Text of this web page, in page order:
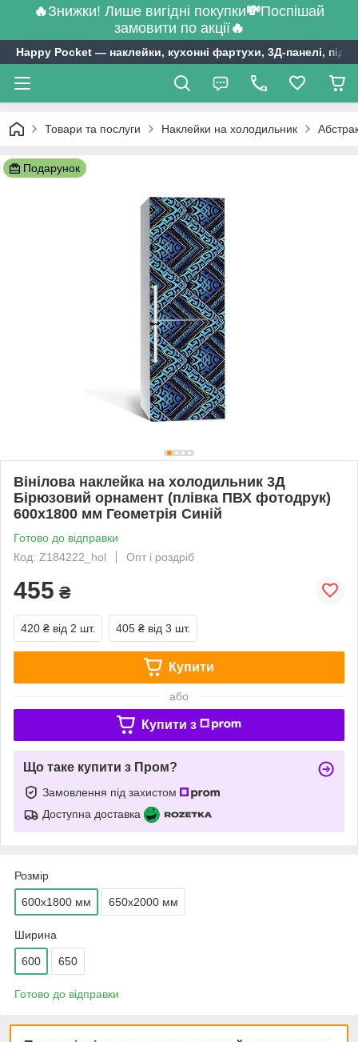
🔥Знижки! Лише вигідні покупки💸Поспішай
замовити по акції🔥
Happy Pocket ― наклейки, кухонні фартухи, 3Д-панелі,
Товари та послуги Наклейки на холодильник
Подарунок
Вінілова наклейка на холодильник 3Д
Бірюзовий орнамент (плівка ПВХ фотодрук)
600х1800 мм Геометрія Синій
Готово до відправки
Код: Z184222_hol
Опт і роздріб
455 ₴
420 ₴ від 2 шт. 405 ₴ від 3 шт.
Купити
або
Купити з
Що таке купити з Пром?
Замовлення під захистом
Доступна доставка
Розмір
600х1800 мм 650х2000 мм
Ширина
600 650
Готово до відправки